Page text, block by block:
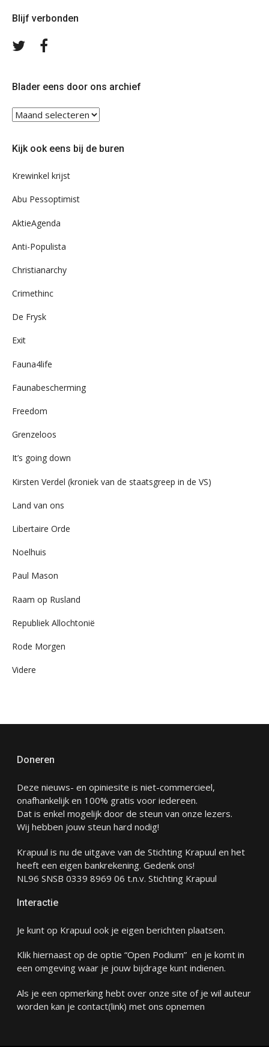
Blijf verbonden
Volg
Blader eens door ons archief
Blader
ons
Kijk ook eens bij de buren
Krewinkel krijst
Abu Pessoptimist
AktieAgenda
Anti-Populista
Christianarchy
Crimethinc
De Frysk
Exit
Fauna4life
Faunabescherming
Freedom
Grenzeloos
It’s going down
Kirsten Verdel (kroniek van de staatsgreep in de VS)
Land van ons
Libertaire Orde
Noelhuis
Paul Mason
Raam op Rusland
Republiek Allochtonië
Rode Morgen
Videre
Doneren
Deze nieuws- en opiniesite is niet-commercieel,
onafhankelijk en 100% gratis voor iedereen.
Dat is enkel mogelijk door de steun van onze lezers.
Wij hebben jouw steun hard nodig!
Krapuul is nu de uitgave van de Stichting Krapuul en het
heeft een eigen bankrekening. Gedenk ons!
NL96 SNSB 0339 8969 06 t.n.v. Stichting Krapuul
Interactie
Je kunt op Krapuul ook je eigen berichten plaatsen.
Klik hiernaast op de optie “Open Podium” en je komt in
een omgeving waar je jouw bijdrage kunt indienen.
Als je een opmerking hebt over onze site of je wil auteur
worden kan je contact(link) met ons opnemen